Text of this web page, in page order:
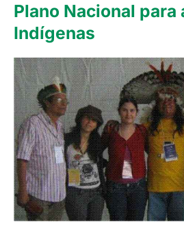
Plano Nacional para
Indígenas